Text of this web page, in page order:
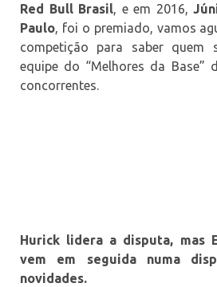
Red Bull Brasil, e em 2016,
Paulo, foi o premiado, vamos
competição para saber quem
equipe do “Melhores da Base”
concorrentes.
Hurick lidera a disputa, mas
vem em seguida numa
novidades.